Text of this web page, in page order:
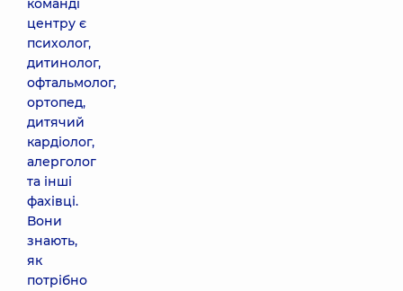
команді
центру є
психолог,
дитинолог,
офтальмолог,
ортопед,
дитячий
кардіолог,
алерголог
та інші
фахівці.
Вони
знають,
як
потрібно